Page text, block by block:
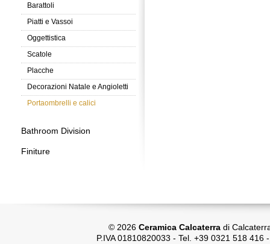
Barattoli
Piatti e Vassoi
Oggettistica
Scatole
Placche
Decorazioni Natale e Angioletti
Portaombrelli e calici
Bathroom Division
Finiture
© 2026 Ceramica Calcaterradi
P.IVA 01810820033 - Tel. +39 0321 518